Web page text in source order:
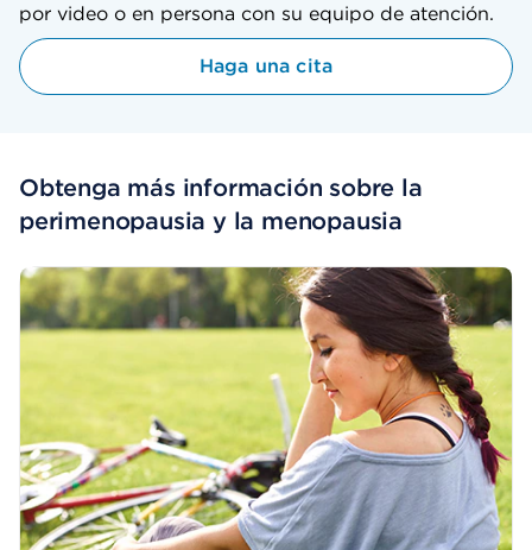
por video o en persona con su equipo de atención.
Haga una cita
Obtenga más información sobre la
perimenopausia y la menopausia